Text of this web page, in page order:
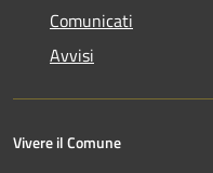
Comunicati
Avvisi
Vivere il Comune